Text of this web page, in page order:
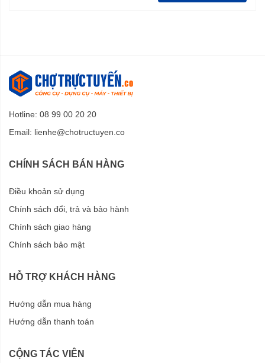
Hotline: 08 99 00 20 20
Email: lienhe@chotructuyen.co
CHÍNH SÁCH BÁN HÀNG
Điều khoản sử dụng
Chính sách đổi, trả và bảo hành
Chính sách giao hàng
Chính sách bảo mật
HỖ TRỢ KHÁCH HÀNG
Hướng dẫn mua hàng
Hướng dẫn thanh toán
CỘNG TÁC VIÊN